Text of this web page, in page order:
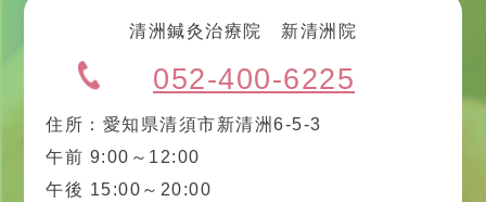
清洲鍼灸治療院 新清洲院
052-400-6225
住所：愛知県清須市新清洲6-5-3
午前 9:00～12:00
午後 15:00～20:00